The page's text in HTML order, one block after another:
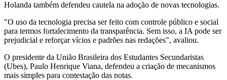
Holanda também defendeu cautela na adoção de novas tecnologias.
"O uso da tecnologia precisa ser feito com controle público e social
para termos fortalecimento da transparência. Sem isso, a IA pode ser
prejudicial e reforçar vícios e padrões nas redações", avaliou.
O presidente da União Brasileira dos Estudantes Secundaristas
(Ubes), Paulo Henrique Viana, defendeu a criação de mecanismos
mais simples para contestação das notas.